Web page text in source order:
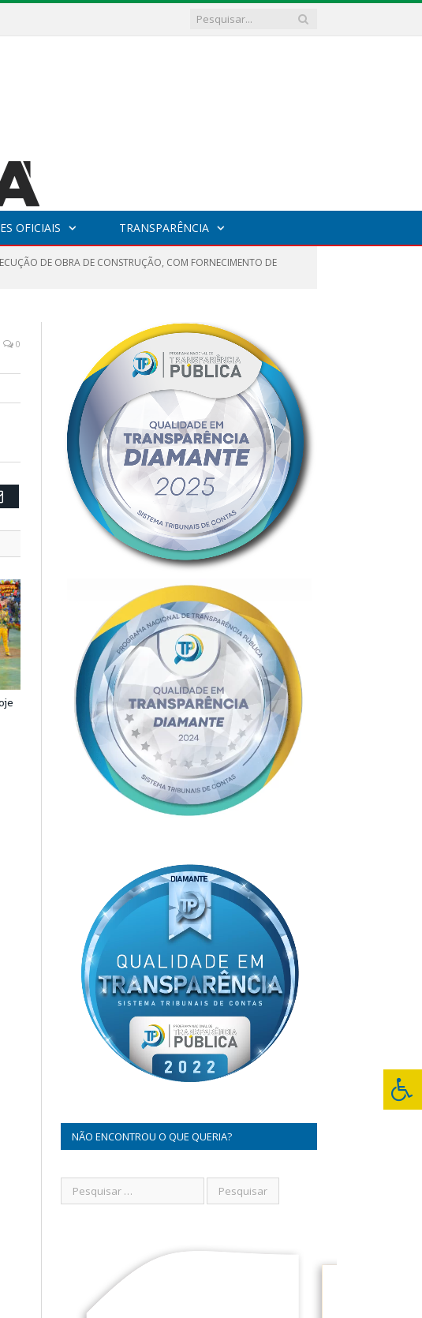
OFICIAIS TRANSPARÊNCIA
DE OBRA DE CONSTRUÇÃO, COM FORNECIMENTO DE
0
Email
NÃO ENCONTROU O QUE QUERIA?